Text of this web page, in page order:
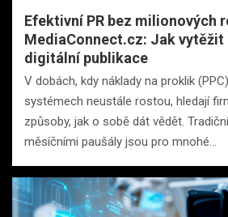
Efektivní PR bez milionových
MediaConnect.cz: Jak vytěžit
digitální publikace
V dobách, kdy náklady na proklik
systémech neustále rostou, hledají
způsoby, jak o sobě dát vědět.
měsíčními paušály jsou pro mnohé…